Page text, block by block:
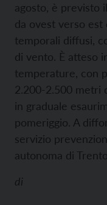
agosto, è previsto
da ovest verso
temporali diffusi,
di vento. È atteso
temperature, con
2.200-2.500 metri
in graduale
pomeriggio. A
servizio
autonoma di
di